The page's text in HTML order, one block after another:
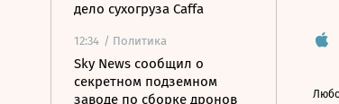
дело сухогруза Caffa
12:34 / Политика
Sky News сообщил о
секретном подземном
заводе по сборке дронов